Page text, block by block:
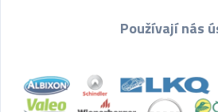
Používají nás